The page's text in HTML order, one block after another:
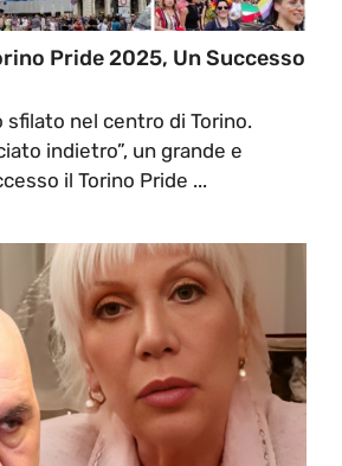
Pride 2025, Un Successo
sfilato nel centro di Torino.
indietro”, un grande e
il Torino Pride ...